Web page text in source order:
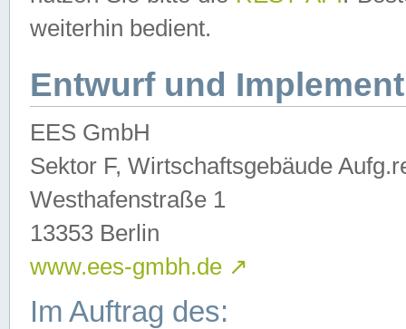
weiterhin bedient.
Entwurf und
EES GmbH
Sektor F, Wirtschaftsgebäude
Westhafenstraße 1
13353 Berlin
www.ees-gmbh.de ↗
Im Auftrag des: